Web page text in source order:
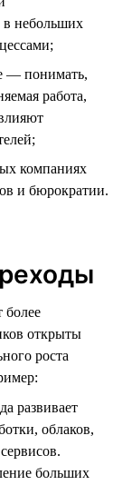
в небольших
— понимать,
работа,
компаниях
и бюрократии.
более
открыты
роста
развивает
облаков,
больших